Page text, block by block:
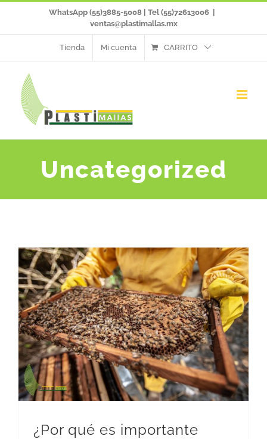
WhatsApp (55)3885-5008 | Tel (55)72613006
ventas@plastimallas.mx
Tienda Mi cuenta CARRITO
Uncategorized
¿Por qué es importante